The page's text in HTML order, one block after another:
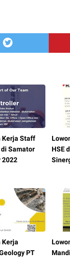
Kerja Staff
Samator
2022
HSE
Kerja
PT